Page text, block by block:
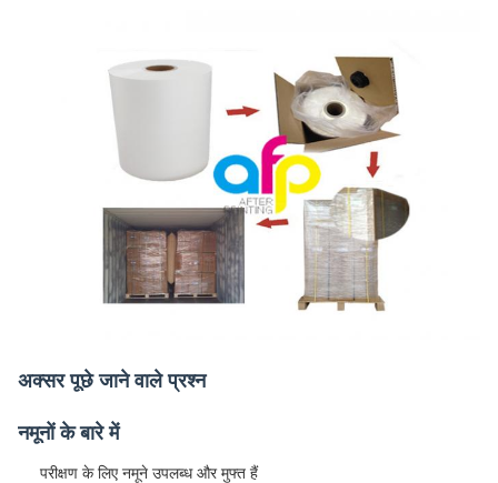
अक्सर पूछे जाने वाले प्रश्न
नमूनों के बारे में
परीक्षण के लिए नमूने उपलब्ध और मुफ्त हैं